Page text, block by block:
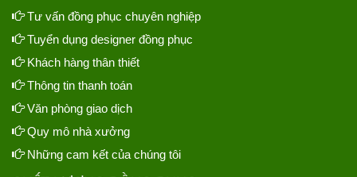
Tư vấn đồng phục chuyên nghiệp
Tuyển dụng designer đồng phục
Khách hàng thân thiết
Thông tin thanh toán
Văn phòng giao dịch
Quy mô nhà xưởng
Những cam kết của chúng tôi